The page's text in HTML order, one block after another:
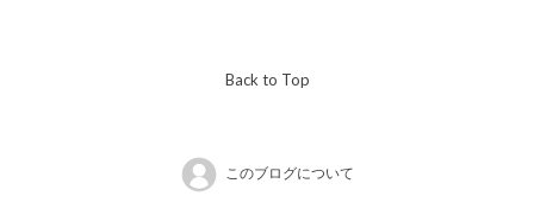
Back to Top
このブログについて